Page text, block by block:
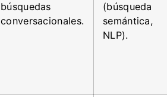
búsquedas
conversacionales.
(búsqueda
semántica,
NLP).